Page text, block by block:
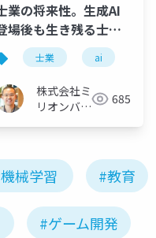
machine learning
業の将来性。生成AI
場後も生き残る士業
必須の「３つの力」
士業 ai
株式会社ミ
リオンバリ
685
械学習 #教育
#ゲーム開発